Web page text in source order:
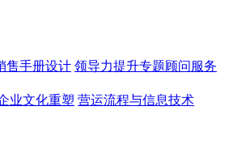
售手册设计 领导力提升专题顾问服务
业文化重塑 营运流程与信息技术